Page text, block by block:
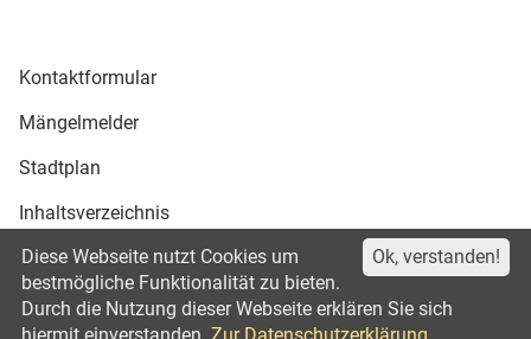
Kontaktformular
Mängelmelder
Stadtplan
Inhaltsverzeichnis
Druckansicht
©2021
Impressum
Datenschutz
Ok, verstanden!
Diese Webseite nutzt Cookies um
bestmögliche Funktionalität zu bieten.
Durch die Nutzung dieser Webseite erklären Sie sich